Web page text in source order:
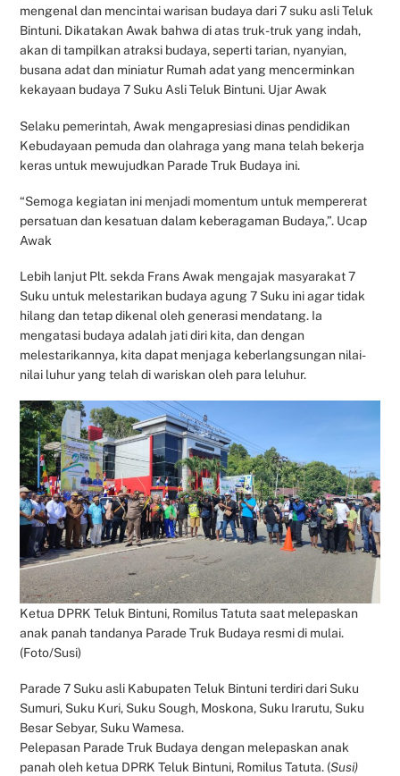
mengenal dan mencintai warisan budaya dari 7 suku asli Teluk
Bintuni. Dikatakan Awak bahwa di atas truk-truk yang indah,
akan di tampilkan atraksi budaya, seperti tarian, nyanyian,
busana adat dan miniatur Rumah adat yang mencerminkan
kekayaan budaya 7 Suku Asli Teluk Bintuni. Ujar Awak
Selaku pemerintah, Awak mengapresiasi dinas pendidikan
Kebudayaan pemuda dan olahraga yang mana telah bekerja
keras untuk mewujudkan Parade Truk Budaya ini.
“Semoga kegiatan ini menjadi momentum untuk mempererat
persatuan dan kesatuan dalam keberagaman Budaya,”. Ucap
Awak
Lebih lanjut Plt. sekda Frans Awak mengajak masyarakat 7
Suku untuk melestarikan budaya agung 7 Suku ini agar tidak
hilang dan tetap dikenal oleh generasi mendatang. Ia
mengatasi budaya adalah jati diri kita, dan dengan
melestarikannya, kita dapat menjaga keberlangsungan nilai-
nilai luhur yang telah di wariskan oleh para leluhur.
Ketua DPRK Teluk Bintuni, Romilus Tatuta saat melepaskan
anak panah tandanya Parade Truk Budaya resmi di mulai.
(Foto/Susi)
Parade 7 Suku asli Kabupaten Teluk Bintuni terdiri dari Suku
Sumuri, Suku Kuri, Suku Sough, Moskona, Suku Irarutu, Suku
Besar Sebyar, Suku Wamesa.
Pelepasan Parade Truk Budaya dengan melepaskan anak
panah oleh ketua DPRK Teluk Bintuni, Romilus Tatuta. (Susi)